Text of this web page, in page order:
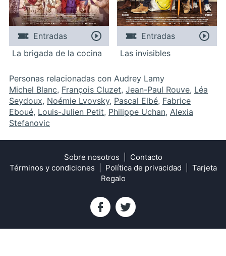
Entradas
La brigada de la cocina
Entradas
Las invisibles
Personas relacionadas con Audrey Lamy
Michel Blanc, François Cluzet, Jean-Paul Rouve, Léa
Seydoux, Noémie Lvovsky, Pascal Elbé, Fabrice
Eboué, Louis-Julien Petit, Philippe Uchan, Alexia
Stefanovic
Sobre nosotros
Contacto
Términos y condiciones
Política de privacidad
Tarjeta
Regalo